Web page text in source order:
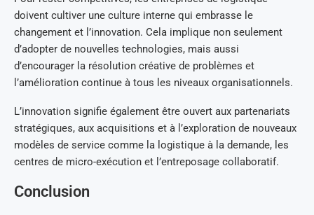
doivent cultiver une culture interne qui embrasse le
changement et l’innovation. Cela implique non seulement
d’adopter de nouvelles technologies, mais aussi
d’encourager la résolution créative de problèmes et
l’amélioration continue à tous les niveaux organisationnels.
L’innovation signifie également être ouvert aux partenariats
stratégiques, aux acquisitions et à l’exploration de nouveaux
modèles de service comme la logistique à la demande, les
centres de micro-exécution et l’entreposage collaboratif.
Conclusion